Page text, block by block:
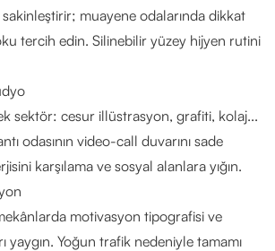
muayene odalarında dikkat
tercih edin. Silinebilir yüzey hijyen rutini
sektör: cesur illüstrasyon, grafiti, kolaj...
odasının video-call duvarını sade
karşılama ve sosyal alanlara yığın.
motivasyon tipografisi ve
yaygın. Yoğun trafik nedeniyle tamamı